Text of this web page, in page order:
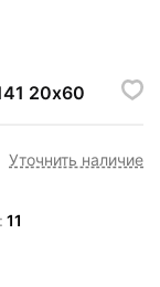
20х60
Уточнить наличие
11